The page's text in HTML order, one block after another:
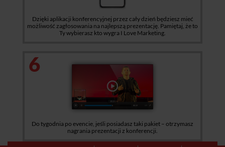
Dzięki aplikacji konferencyjnej przez cały dzień będziesz mieć
możliwość zagłosowania na najlepszą prezentację. Pamiętaj, że to
Ty wybierasz kto wygra I Love Marketing.
6
Do tygodnia po evencie, jeśli posiadasz taki pakiet – otrzymasz
nagrania prezentacji z konferencji.